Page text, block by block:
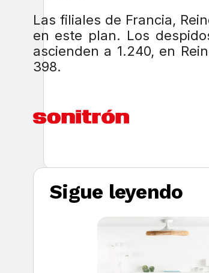
Las filiales de Francia,
en este plan. Los
ascienden a 1.240, en
398.
Sigue leyendo